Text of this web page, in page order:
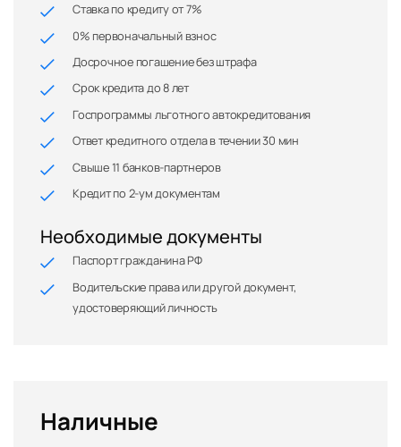
Ставка по кредиту от 7%
0% первоначальный взнос
Досрочное погашение без штрафа
Срок кредита до 8 лет
Госпрограммы льготного автокредитования
Ответ кредитного отдела в течении 30 мин
Свыше 11 банков-партнеров
Кредит по 2-ум документам
Необходимые документы
Паспорт гражданина РФ
Водительские права или другой документ,
удостоверяющий личность
Наличные